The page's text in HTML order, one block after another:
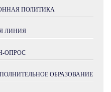
ПОЛИТИКА
ЛИНИЯ
ОПРОС
ОБРАЗОВАНИЕ